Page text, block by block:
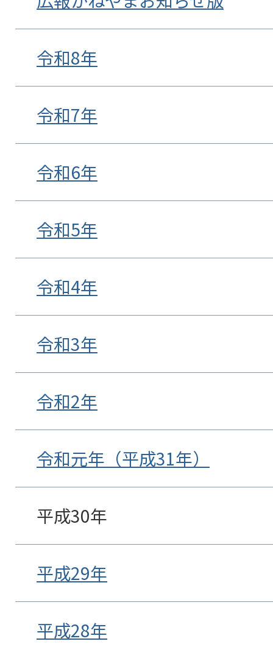
令和8年
令和7年
令和6年
令和5年
令和4年
令和3年
令和2年
令和元年（平成31年）
平成30年
平成29年
平成28年